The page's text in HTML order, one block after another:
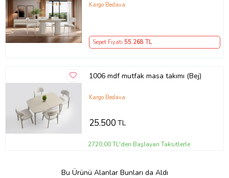
Kargo Bedava
Sepet Fiyatı 55.268TL
1006 mdf mutfak masa takımı (Bej)
Kargo Bedava
25.500TL
2720,00 TL'den Başlayan Taksitlerle
Bu Ürünü Alanlar Bunları da Aldı